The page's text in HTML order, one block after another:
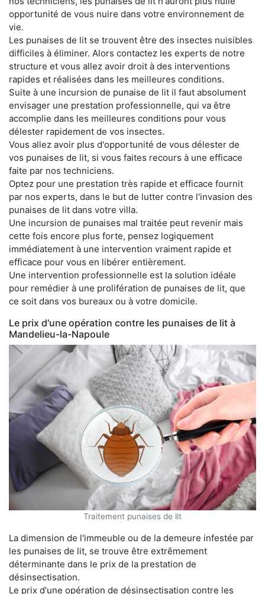
opportunité de vous nuire dans votre environnement de
vie.
Les punaises de lit se trouvent être des insectes nuisibles
difficiles à éliminer. Alors contactez les experts de notre
structure et vous allez avoir droit à des interventions
rapides et réalisées dans les meilleures conditions.
Suite à une incursion de punaise de lit il faut absolument
envisager une prestation professionnelle, qui va être
accomplie dans les meilleures conditions pour vous
délester rapidement de vos insectes.
Vous allez avoir plus d'opportunité de vous délester de
vos punaises de lit, si vous faites recours à une efficace
faite par nos techniciens.
Optez pour une prestation très rapide et efficace fournit
par nos experts, dans le but de lutter contre l'invasion des
punaises de lit dans votre villa.
Une incursion de punaises mal traitée peut revenir mais
cette fois encore plus forte, pensez logiquement
immédiatement à une intervention vraiment rapide et
efficace pour vous en libérer entièrement.
Une intervention professionnelle est la solution idéale
pour remédier à une prolifération de punaises de lit, que
ce soit dans vos bureaux ou à votre domicile.
Le prix d'une opération contre les punaises de lit à
Mandelieu-la-Napoule
Traitement punaises de lit
La dimension de l'immeuble ou de la demeure infestée par
les punaises de lit, se trouve être extrêmement
déterminante dans le prix de la prestation de
désinsectisation.
Le prix d'une opération de désinsectisation contre les